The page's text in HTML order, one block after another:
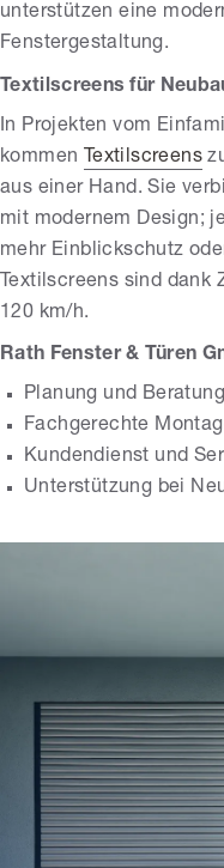
unterstützen eine
Fenstergestaltung.
Textilscreens für
In Projekten vom
kommen Textilscreens
aus einer Hand. Sie
mit modernem Design;
mehr Einblickschutz
Textilscreens sind dank
120 km/h.
Rath Fenster & Türen
Planung und Beratung
Fachgerechte
Kundendienst und
Unterstützung bei